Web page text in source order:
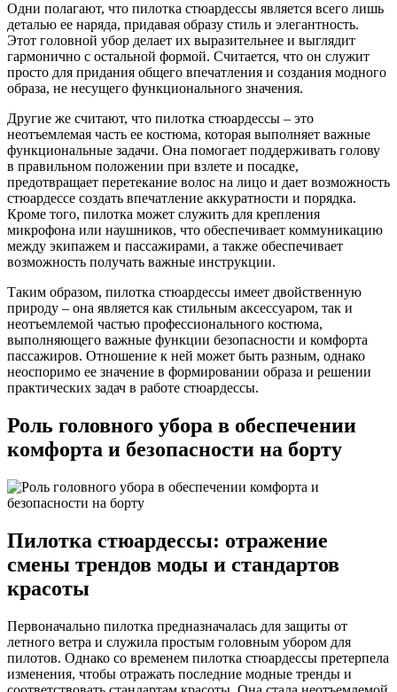
Одни полагают, что пилотка стюардессы является всего лишь
деталью ее наряда, придавая образу стиль и элегантность.
Этот головной убор делает их выразительнее и выглядит
гармонично с остальной формой. Считается, что он служит
просто для придания общего впечатления и создания модного
образа, не несущего функционального значения.
Другие же считают, что пилотка стюардессы – это
неотъемлемая часть ее костюма, которая выполняет важные
функциональные задачи. Она помогает поддерживать голову
в правильном положении при взлете и посадке,
предотвращает перетекание волос на лицо и дает возможность
стюардессе создать впечатление аккуратности и порядка.
Кроме того, пилотка может служить для крепления
микрофона или наушников, что обеспечивает коммуникацию
между экипажем и пассажирами, а также обеспечивает
возможность получать важные инструкции.
Таким образом, пилотка стюардессы имеет двойственную
природу – она является как стильным аксессуаром, так и
неотъемлемой частью профессионального костюма,
выполняющего важные функции безопасности и комфорта
пассажиров. Отношение к ней может быть разным, однако
неоспоримо ее значение в формировании образа и решении
практических задач в работе стюардессы.
Роль головного убора в обеспечении
комфорта и безопасности на борту
Пилотка стюардессы: отражение
смены трендов моды и стандартов
красоты
Первоначально пилотка предназначалась для защиты от
летного ветра и служила простым головным убором для
пилотов. Однако со временем пилотка стюардессы претерпела
изменения, чтобы отражать последние модные тренды и